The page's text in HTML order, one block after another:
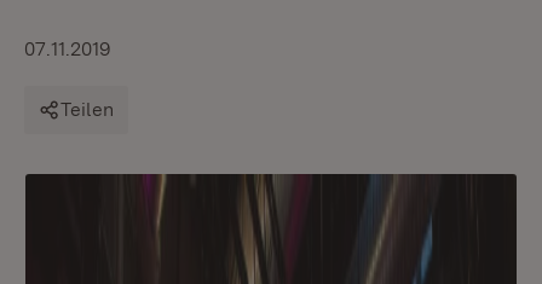
07.11.2019
Teilen